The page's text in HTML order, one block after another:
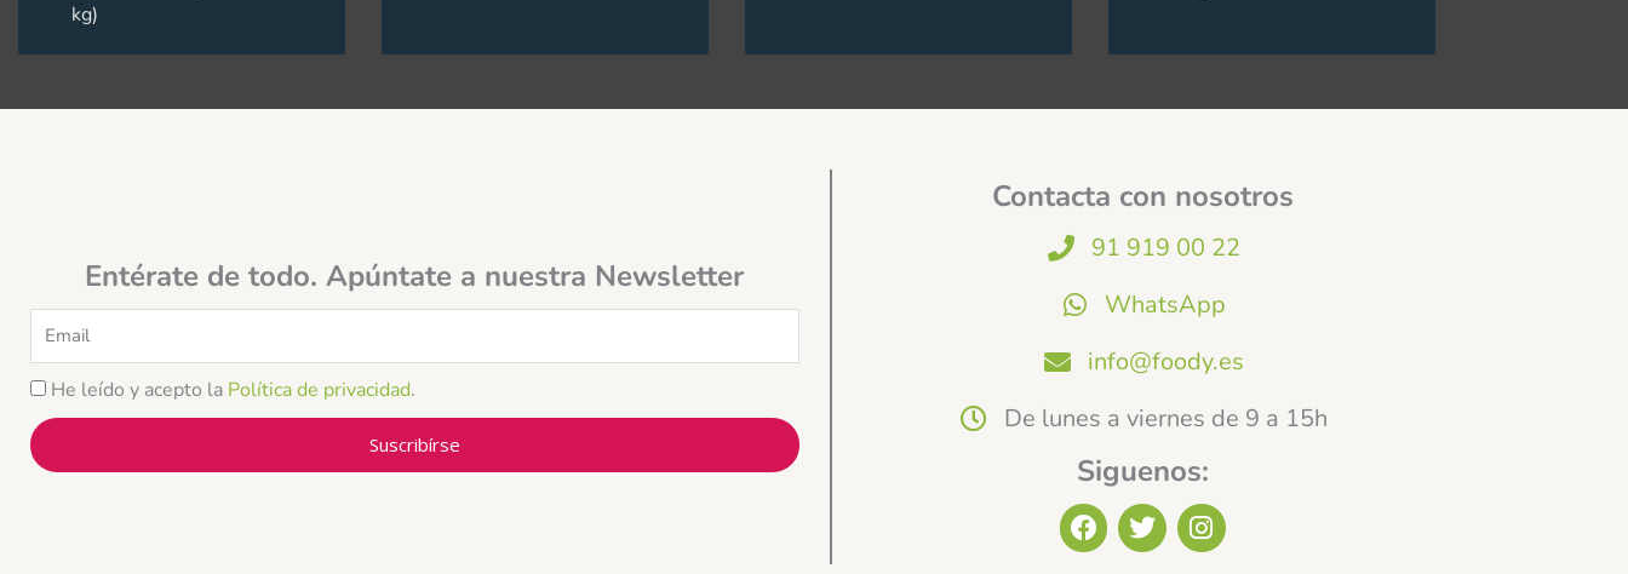
kg)
Entérate de todo. Apúntate a nuestra Newsletter
Email
He leído y acepto la Política de privacidad.
Suscribírse
Contacta con nosotros
91 919 00 22
WhatsApp
info@foody.es
De lunes a viernes de 9 a 15h
Siguenos:
F
a
T
w
I
n